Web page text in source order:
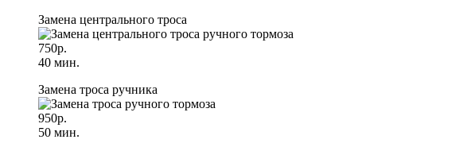
Замена центрального троса
750р.
40 мин.
Замена троса ручника
950р.
50 мин.